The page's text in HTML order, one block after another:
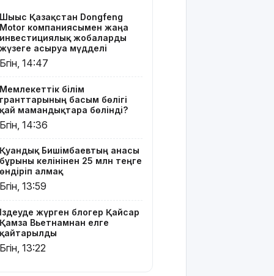
Қайсар Қамза
Вьетнамнан
елге
қайтарылды
басты
кинопремьераларымен
таныссыз
ба?
Астротуризмнің
астанасына
айналды
жасалған
ауқымды
шабуыл:
Батыс
Шығыс Қазақстан Dongfeng
Motor компаниясымен жаңа
инвестициялық жобаларды
жүзеге асыруға мүдделі
Бүгін, 14:47
Мемлекеттік білім
гранттарының басым бөлігі
қай мамандықтарға бөлінді?
Бүгін, 14:36
Қуандық Бишімбаевтың анасы
бұрынғы келінінен 25 млн теңге
өндіріп алмақ
Бүгін, 13:59
Іздеуде жүрген блогер Қайсар
Қамза Вьетнамнан елге
қайтарылды
Бүгін, 13:22